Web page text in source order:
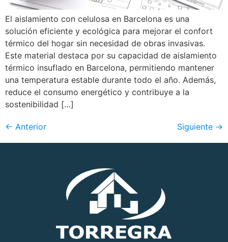
El aislamiento con celulosa en Barcelona es una
solución eficiente y ecológica para mejorar el confort
térmico del hogar sin necesidad de obras invasivas.
Este material destaca por su capacidad de aislamiento
térmico insuflado en Barcelona, permitiendo mantener
una temperatura estable durante todo el año. Además,
reduce el consumo energético y contribuye a la
sostenibilidad […]
← Anterior Siguiente →